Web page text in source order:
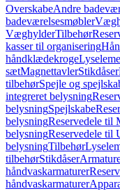
OverskabeAndre
badeværelsesmøbler
VæghylderTilbehør
kasser til organisering
håndklædekroge
sætMagnettavlerStikdåser
tilbehørSpejle og
integreret belysning
belysningSpejlskabe
belysningReservedele til
belysningReservedele til
belysningTilbehør
tilbehørStikdåser
håndvaskarmaturer
håndvaskarmaturer